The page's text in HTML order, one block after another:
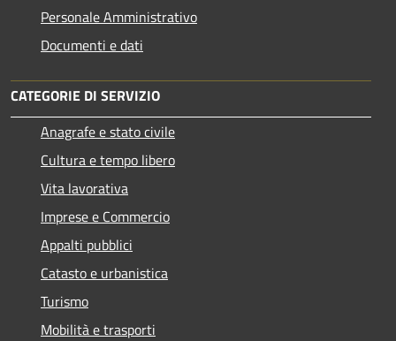
Personale Amministrativo
Documenti e dati
CATEGORIE DI SERVIZIO
Anagrafe e stato civile
Cultura e tempo libero
Vita lavorativa
Imprese e Commercio
Appalti pubblici
Catasto e urbanistica
Turismo
Mobilità e trasporti